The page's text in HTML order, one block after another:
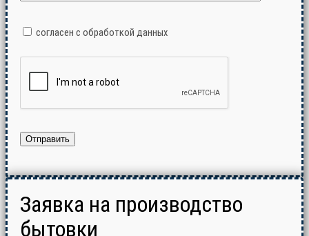
согласен с обработкой данных
Заявка на производство
бытовки